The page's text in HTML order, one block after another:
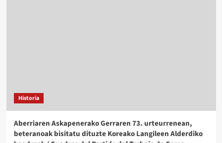
Historia
Aberriaren Askapenerako Gerraren 73. urteurrenean,
beteranoak bisitatu dituzte Koreako Langileen Alderdiko